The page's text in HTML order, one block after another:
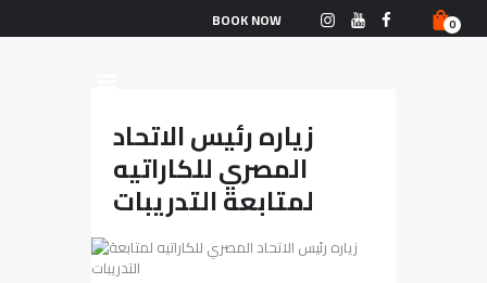
BOOK NOW 0
الأحداث
من نحن
الفريق القوميّ
الأخبار
تواصل معنا
زياره رئيس الاتحاد
المصري للكاراتيه
لمتابعة التدريبات